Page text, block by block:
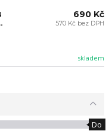
skladem
690 Kč
570 Kč bez DPH
Do